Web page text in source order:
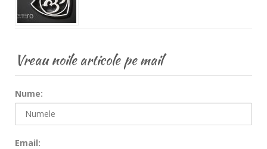
Vreau noile articole pe mail
Nume:
Email: